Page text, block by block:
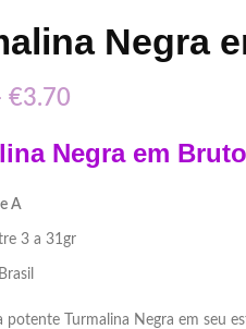
Negra
€3.70
Negra em Bruto
A
3 a 31gr
Brasil
potente Turmalina Negra em seu